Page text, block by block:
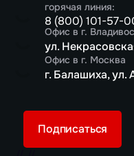
горячая линия:
8 (800) 101-57-
Офис в г.
ул.
Офис в г. Москва
г. Балашиха, ул.
Подписаться